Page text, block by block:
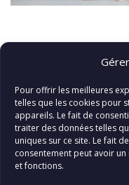
Pour offrir les meilleures
telles que les cookies pour
appareils. Le fait de
traiter des données telles
uniques sur ce site. Le fait
consentement peut avoir
et fonctions.
©